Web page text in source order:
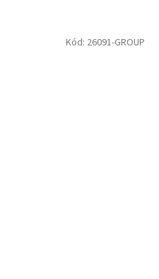
Kód: 26091-GROUP